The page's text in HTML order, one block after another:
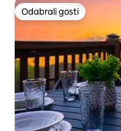
Odabrali gosti
Odabrali gosti